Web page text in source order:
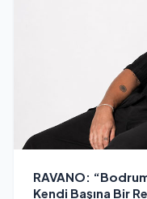
RAVANO:
Kendi Başına Bir